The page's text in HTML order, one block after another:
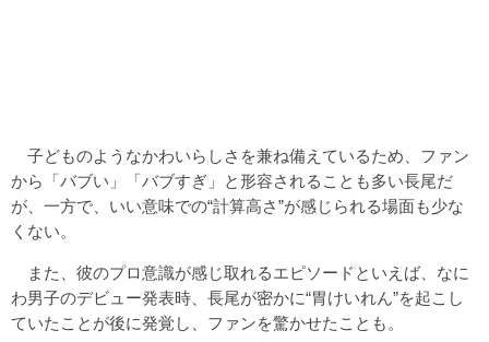
子どものようなかわいらしさを兼ね備えているため、ファン
から「バブい」「バブすぎ」と形容されることも多い長尾だ
が、一方で、いい意味での“計算高さ”が感じられる場面も少な
くない。
また、彼のプロ意識が感じ取れるエピソードといえば、なに
わ男子のデビュー発表時、長尾が密かに“胃けいれん”を起こし
ていたことが後に発覚し、ファンを驚かせたことも。